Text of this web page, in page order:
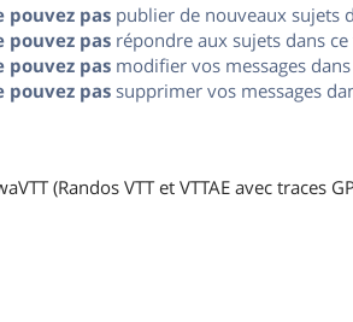
pouvez pas publier de nouveaux sujets
pouvez pas répondre aux sujets dans
pouvez pas modifier vos messages
pouvez pas supprimer vos messages
(Randos VTT et VTTAE avec traces